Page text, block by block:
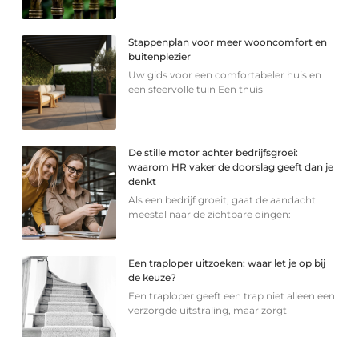
Stappenplan voor meer wooncomfort en
buitenplezier
Uw gids voor een comfortabeler huis en
een sfeervolle tuin Een thuis
De stille motor achter bedrijfsgroei:
waarom HR vaker de doorslag geeft dan je
denkt
Als een bedrijf groeit, gaat de aandacht
meestal naar de zichtbare dingen:
Een traploper uitzoeken: waar let je op bij
de keuze?
Een traploper geeft een trap niet alleen een
verzorgde uitstraling, maar zorgt